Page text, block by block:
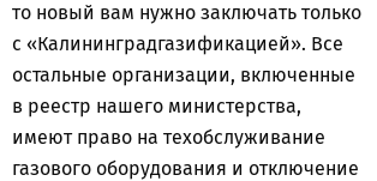
то новый вам нужно заключать только
с «Калининградгазификацией». Все
остальные организации, включенные
в реестр нашего министерства,
имеют право на техобслуживание
газового оборудования и отключение